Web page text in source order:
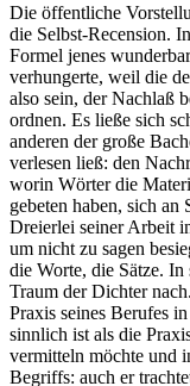
Die öffentliche
die Selbst-Recension.
Formel jenes
verhungerte, weil die
also sein, der Nachlaß
ordnen. Es ließe sich
anderen der große
verlesen ließ: den
worin Wörter die
gebeten haben, sich an
Dreierlei seiner Arbeit
um nicht zu sagen
die Worte, die Sätze. In
Traum der Dichter
Praxis seines Berufes
sinnlich ist als die
vermitteln möchte und
Begriffs: auch er